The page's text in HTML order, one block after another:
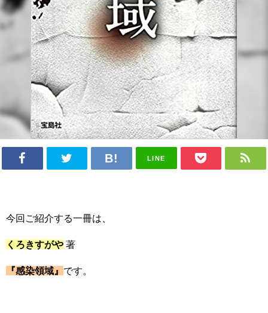
LINE
今回ご紹介する一冊は、
くろきすがや 著
『感染領域』 です。